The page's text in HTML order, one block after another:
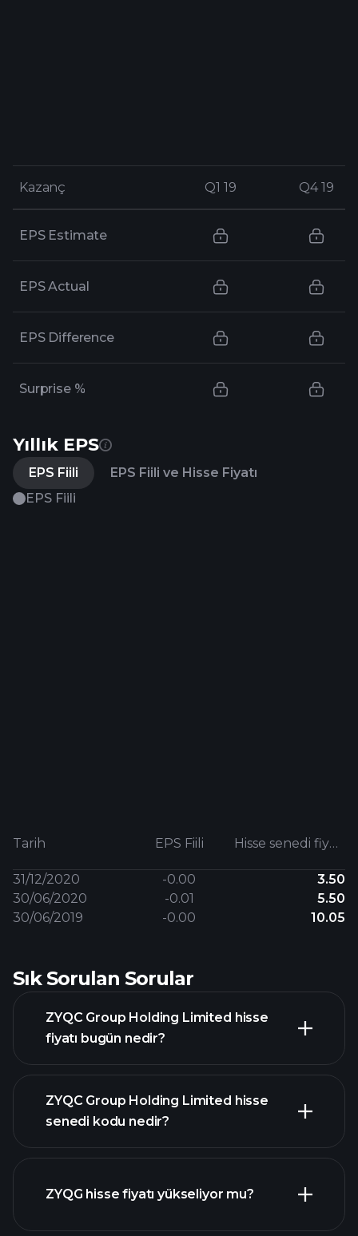
Kazanç Q1 19 Q4 19
Kazanç Q1 19 Q4 19
EPS Estimate
EPS Actual
EPS Difference
Surprise %
Yıllık EPS
EPS Fiili
EPS Fiili ve Hisse Fiyatı
EPS Fiili
Tarih EPS Fiili Hisse senedi fiyatı
31/12/2020 -0.00
3.50
30/06/2020
-0.01
5.50
30/06/2019
-0.00 10.05
Sık Sorulan Sorular
ZYQC Group Holding Limited hisse
fiyatı bugün nedir?
ZYQC Group Holding Limited hisse
senedi kodu nedir?
ZYQG hisse fiyatı yükseliyor mu?